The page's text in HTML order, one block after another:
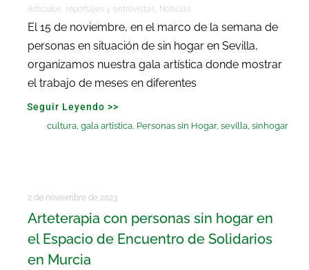
Artículos, reportajes y entrevistas, Noticias
El 15 de noviembre, en el marco de la semana de
personas en situación de sin hogar en Sevilla,
organizamos nuestra gala artística donde mostrar
el trabajo de meses en diferentes
Seguir Leyendo >>
cultura,gala artística, Personas sin Hogar,sevilla,sinhogar
2 de noviembre de 2023
Arteterapia con personas sin hogar en
el Espacio de Encuentro de Solidarios
en Murcia